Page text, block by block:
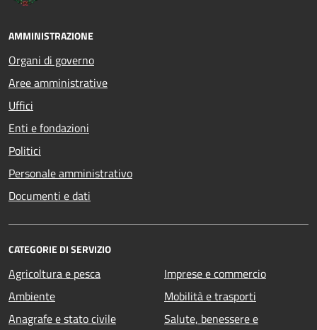
AMMINISTRAZIONE
Organi di governo
Aree amministrative
Uffici
Enti e fondazioni
Politici
Personale amministrativo
Documenti e dati
CATEGORIE DI SERVIZIO
Agricoltura e pesca
Ambiente
Anagrafe e stato civile
Imprese e commercio
Mobilità e trasporti
Salute, benessere e